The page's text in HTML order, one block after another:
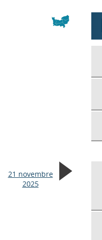
21 novembre
2025